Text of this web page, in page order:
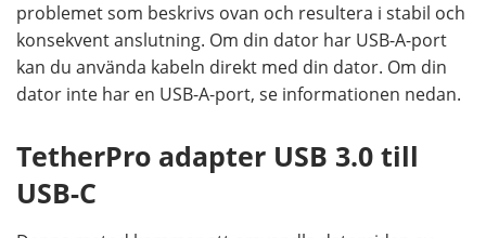
problemet som beskrivs ovan och resultera i stabil och
konsekvent anslutning. Om din dator har USB-A-port
kan du använda kabeln direkt med din dator. Om din
dator inte har en USB-A-port, se informationen nedan.
TetherPro adapter USB 3.0 till
USB-C